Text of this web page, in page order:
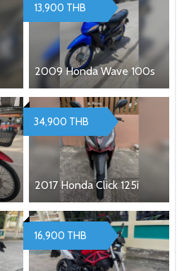
2009 Honda Wave 100s
13,900 THB
2017 Honda Click 125i
34,900 THB
16,900 THB